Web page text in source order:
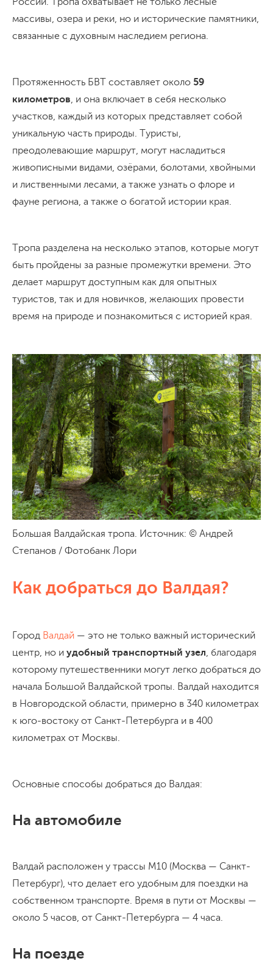
массивы, озера и реки, но и исторические памятники,
связанные с духовным наследием региона.
Протяженность БВТ составляет около 59
километров, и она включает в себя несколько
участков, каждый из которых представляет собой
уникальную часть природы. Туристы,
преодолевающие маршрут, могут насладиться
живописными видами, озёрами, болотами, хвойными
и лиственными лесами, а также узнать о флоре и
фауне региона, а также о богатой истории края.
Тропа разделена на несколько этапов, которые могут
быть пройдены за разные промежутки времени. Это
делает маршрут доступным как для опытных
туристов, так и для новичков, желающих провести
время на природе и познакомиться с историей края.
Большая Валдайская тропа. Источник: © Андрей
Степанов / Фотобанк Лори
Как добраться до Валдая?
Город Валдай — это не только важный исторический
центр, но и удобный транспортный узел, благодаря
которому путешественники могут легко добраться до
начала Большой Валдайской тропы. Валдай находится
в Новгородской области, примерно в 340 километрах
к юго-востоку от Санкт-Петербурга и в 400
километрах от Москвы.
Основные способы добраться до Валдая:
На автомобиле
Валдай расположен у трассы М10 (Москва — Санкт-
Петербург), что делает его удобным для поездки на
собственном транспорте. Время в пути от Москвы —
около 5 часов, от Санкт-Петербурга — 4 часа.
На поезде